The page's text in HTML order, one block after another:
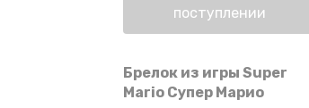
поступлении
Брелок из игры Super
Mario Супер Марио